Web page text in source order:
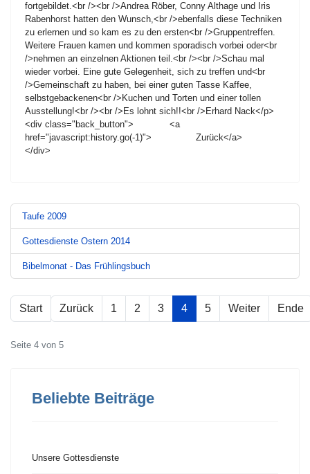
fortgebildet.<br /><br />Andrea Röber, Conny Althage und Iris
Rabenhorst hatten den Wunsch,<br />ebenfalls diese Techniken
zu erlernen und so kam es zu den ersten<br />Gruppentreffen.
Weitere Frauen kamen und kommen sporadisch vorbei oder<br
/>nehmen an einzelnen Aktionen teil.<br /><br />Schau mal
wieder vorbei. Eine gute Gelegenheit, sich zu treffen und<br
/>Gemeinschaft zu haben, bei einer guten Tasse Kaffee,
selbstgebackenen<br />Kuchen und Torten und einer tollen
Ausstellung!<br /><br />Es lohnt sich!!<br />Erhard Nack</p>
<div class="back_button"> <a
href="javascript:history.go(-1)"> Zurück</a>
</div>
Taufe 2009
Gottesdienste Ostern 2014
Bibelmonat - Das Frühlingsbuch
Start Zurück 1 2 3 4 5 Weiter Ende
Seite 4 von 5
Beliebte Beiträge
Unsere Gottesdienste